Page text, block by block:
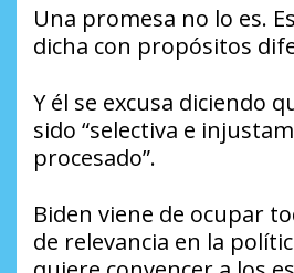
Una promesa no lo es.
dicha con propósitos
Y él se excusa diciendo
sido “selectiva e
procesado”.
Biden viene de ocupar
de relevancia en la